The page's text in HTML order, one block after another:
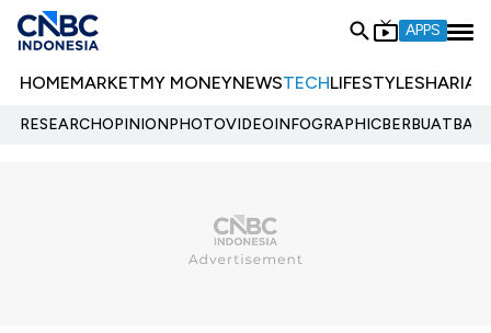
APPS
HOMEMARKETMY MONEYNEWSTECHLIFESTYLESHARIA
RESEARCHOPINIONPHOTOVIDEOINFOGRAPHIC